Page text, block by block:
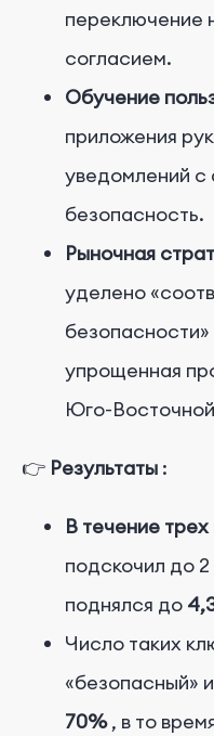
переключение
согласием.
Обучение
приложения
уведомлений с
безопасность.
Рыночная
уделено
упрощенная
Юго-
👉 Результаты :
В течение
подскочил до 2
поднялся до
Число таких
«безопасный»
70% , в то